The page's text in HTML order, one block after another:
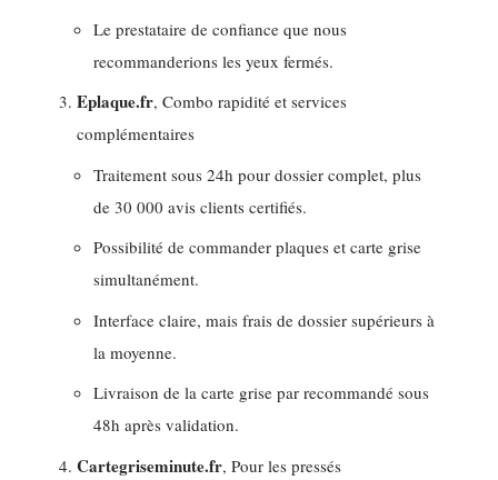
Le prestataire de confiance que nous
recommanderions les yeux fermés.
Eplaque.fr, Combo rapidité et services
complémentaires
Traitement sous 24h pour dossier complet, plus
de 30 000 avis clients certifiés.
Possibilité de commander plaques et carte grise
simultanément.
Interface claire, mais frais de dossier supérieurs à
la moyenne.
Livraison de la carte grise par recommandé sous
48h après validation.
Cartegriseminute.fr, Pour les pressés